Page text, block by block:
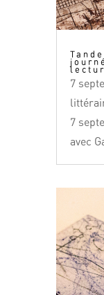
7
7
avec